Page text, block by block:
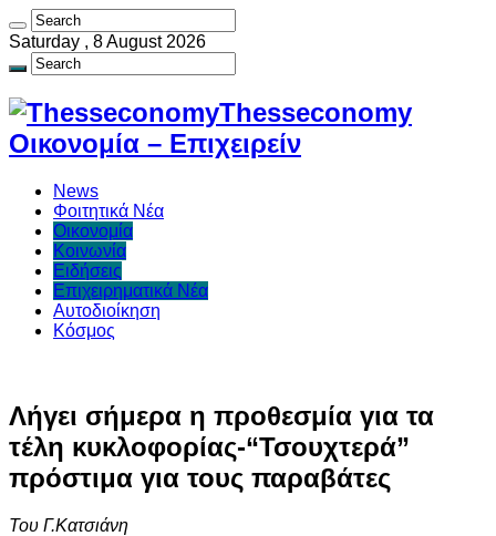
Saturday , 8 August 2026
Thesseconomy
Οικονομία – Επιχειρείν
News
Φοιτητικά Νέα
Οικονομία
Κοινωνία
Ειδήσεις
Επιχειρηματικά Νέα
Αυτοδιοίκηση
Κόσμος
Λήγει σήμερα η προθεσμία για τα
τέλη κυκλοφορίας-“Τσουχτερά”
πρόστιμα για τους παραβάτες
Του Γ.Κατσιάνη